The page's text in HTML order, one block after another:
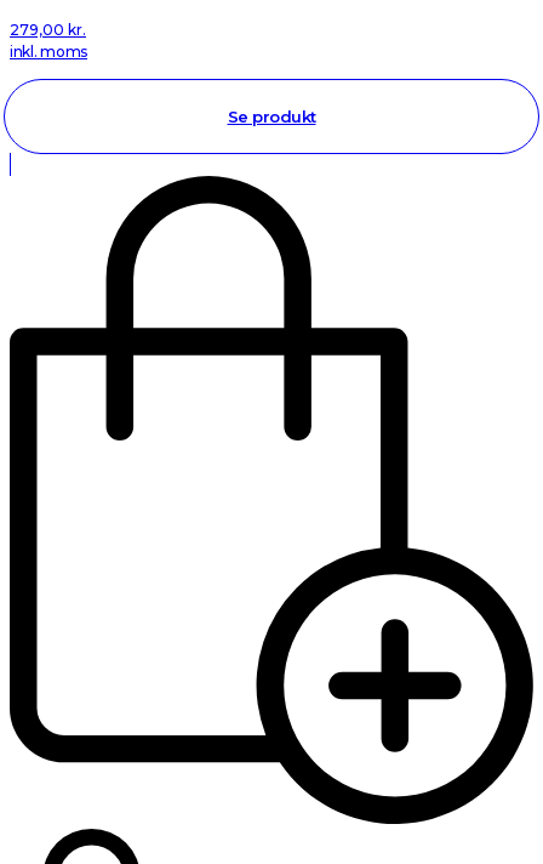
279,00 kr.
inkl. moms
Se produkt